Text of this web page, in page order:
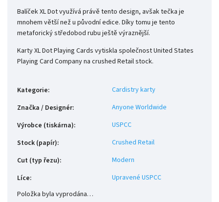
Balíček XL Dot využívá právě tento design, avšak tečka je
mnohem větší než u původní edice. Díky tomu je tento
metaforický středobod rubu ještě výraznější.
Karty XL Dot Playing Cards vytiskla společnost United States
Playing Card Company na crushed Retail stock.
Kategorie:
Cardistry karty
Značka / Designér:
Anyone Worldwide
Výrobce (tiskárna):
USPCC
Stock (papír):
Crushed Retail
Cut (typ řezu):
Modern
Líce:
Upravené USPCC
Položka byla vyprodána…